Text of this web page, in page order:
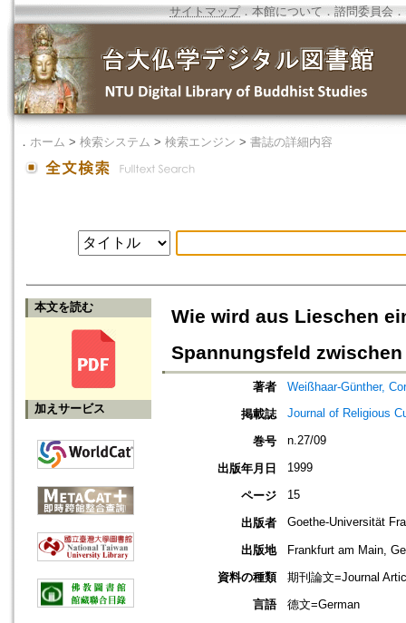
サイトマップ．本館について ． 諮問委員会 ．
． ホーム > 検索システム > 検索エンジン > 書誌の詳細内容
本文を読む
加えサービス
Wie wird aus Lieschen
Spannungsfeld
著者
Weißhaar-Günther,
掲載誌
Journal of Religious
巻号 n.27/09
出版年月日 1999
ページ 15
出版者 Goethe-Universität
出版地
Frankfurt am Main,
資料の種類
期刊論文=Journal
言語
德文=German